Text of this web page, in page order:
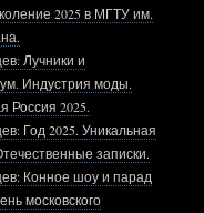
2025 в МГТУ им.
Лучники и
Индустрия моды.
Россия 2025.
Год 2025. Уникальная
записки.
Конное шоу и парад
московского